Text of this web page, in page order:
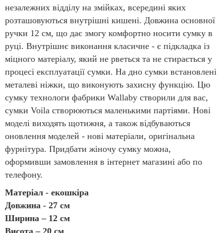
незалежних відділу на змійках, всередині яких
розташовуються внутрішні кишені. Довжина основної
ручки 12 см, що дає змогу комфортно носити сумку в
руці. Внутрішнє виконання класичне - є підкладка із
міцного матеріалу, який не рветься та не стирається у
процесі експлуатації сумки. На дно сумки встановлені
металеві ніжки, що виконують захисну функцію. Цю
сумку технологи фабрики Wallaby створили для вас,
сумки Voila створюються маленькими партіями. Нові
моделі виходять щотижня, а також відбуваються
оновлення моделей - нові матеріали, оригінальна
фурнітура. Придбати жіночу сумку можна,
оформивши замовлення в інтернет магазині або по
телефону.
Матеріал - екошкіра
Довжина - 27 см
Ширина – 12 см
Висота – 20 см